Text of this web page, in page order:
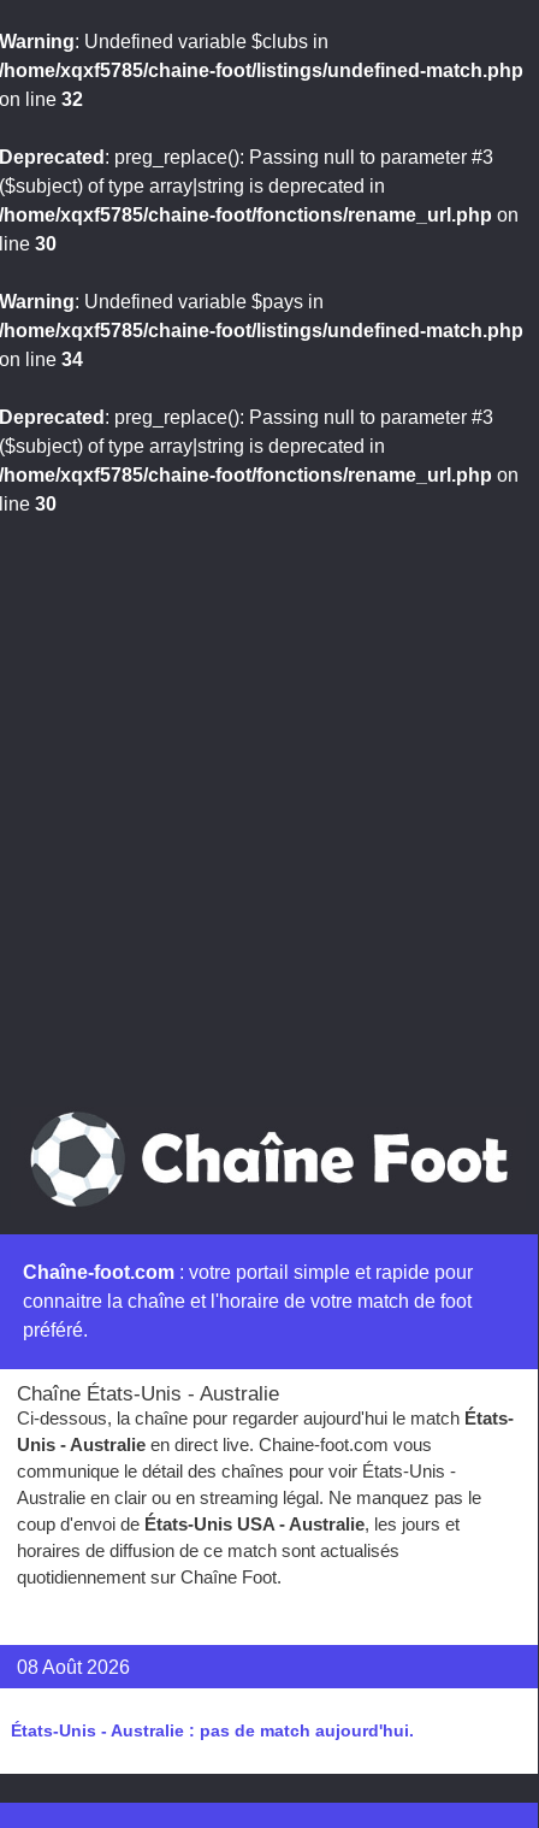
Warning: Undefined variable $clubs in
/home/xqxf5785/chaine-foot/listings/undefined-match.php
on line 32
Deprecated : preg_replace(): Passing null to parameter #3
($subject) of type array|string is deprecated in
/home/xqxf5785/chaine-foot/fonctions/rename_url.php on
line 30
Warning: Undefined variable $pays in
/home/xqxf5785/chaine-foot/listings/undefined-match.php
on line 34
Deprecated : preg_replace(): Passing null to parameter #3
($subject) of type array|string is deprecated in
/home/xqxf5785/chaine-foot/fonctions/rename_url.php on
line 30
Chaîne-foot.com : votre portail simple et rapide pour
connaitre la chaîne et l'horaire de votre match de foot
préféré.
Chaîne États-Unis - Australie
Ci-dessous, la chaîne pour regarder aujourd'hui le match États-
Unis - Australie en direct live. Chaine-foot.com vous
communique le détail des chaînes pour voir États-Unis -
Australie en clair ou en streaming légal. Ne manquez pas le
coup d'envoi de États-Unis USA - Australie, les jours et
horaires de diffusion de ce match sont actualisés
quotidiennement sur Chaîne Foot.
08 Août 2026
États-Unis - Australie : pas de match aujourd'hui.